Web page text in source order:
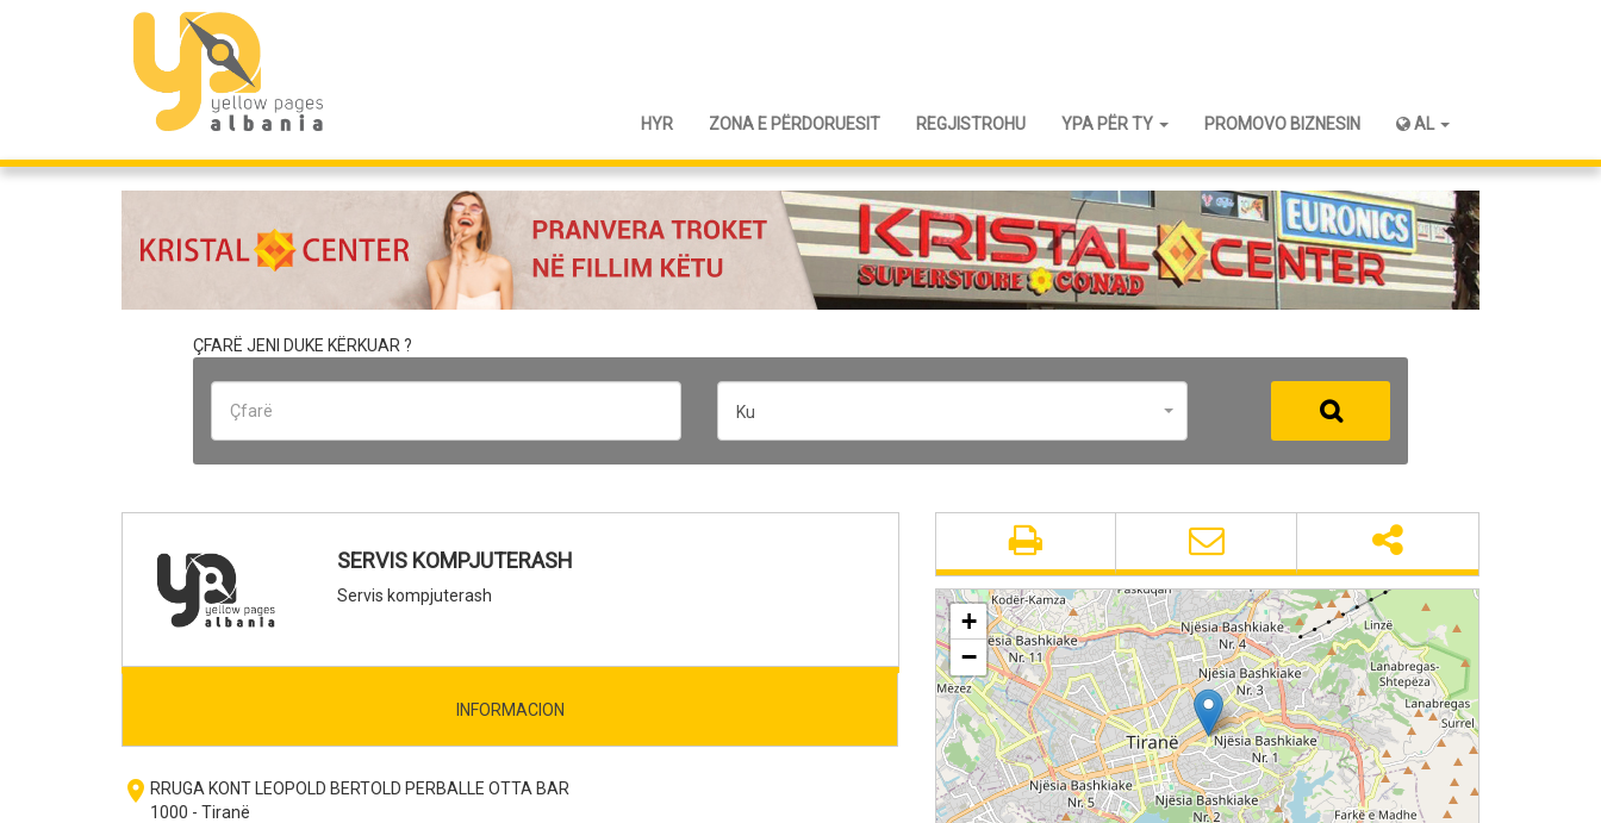
HYR ZONA E PËRDORUESIT REGJISTROHU YPA PËR TY PROMOVO BIZNESIN AL
ÇFARË JENI DUKE KËRKUAR ?
Ku
SERVIS KOMPJUTERASH
Servis kompjuterash
INFORMACION
room RRUGA KONT LEOPOLD BERTOLD PERBALLE OTTA BAR
1000 - Tiranë
+
−